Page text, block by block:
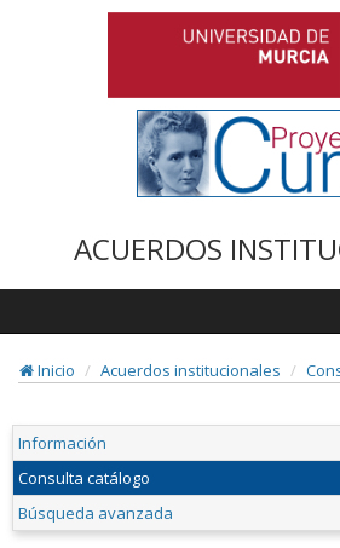
ACUERDOS
Inicio
Acuerdos institucionales
Información
Consulta catálogo
Búsqueda avanzada